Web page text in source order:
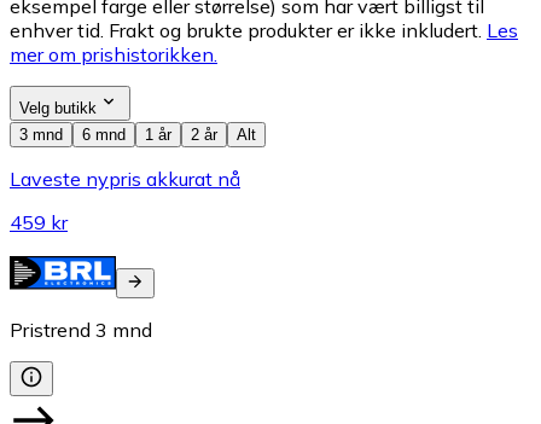
eksempel farge eller størrelse) som har vært billigst til
enhver tid. Frakt og brukte produkter er ikke inkludert. Les
mer om prishistorikken.
Velg butikk
3 mnd
6 mnd 1 år 2 år Alt
Laveste nypris akkurat nå
459 kr
Pristrend 3 mnd